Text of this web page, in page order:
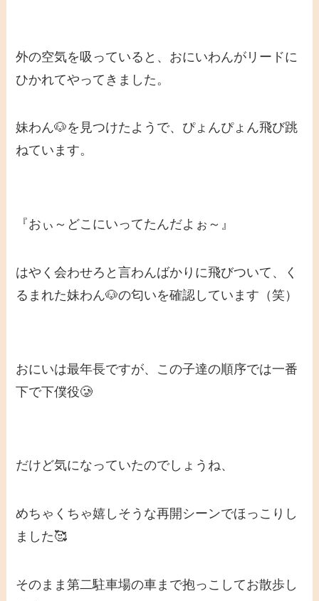
外の空気を吸っていると、おにいわんがリードに
ひかれてやってきました。
妹わん🐶を見つけたようで、ぴょんぴょん飛び跳
ねています。
『おぃ～どこにいってたんだよぉ～』
はやく会わせろと言わんばかりに飛びついて、く
るまれた妹わん🐶の匂いを確認しています（笑）
おにいは最年長ですが、この子達の順序では一番
下で下僕役🥲
だけど気になっていたのでしょうね、
めちゃくちゃ嬉しそうな再開シーンでほっこりし
ました🥰
そのまま第二駐車場の車まで抱っこしてお散歩し